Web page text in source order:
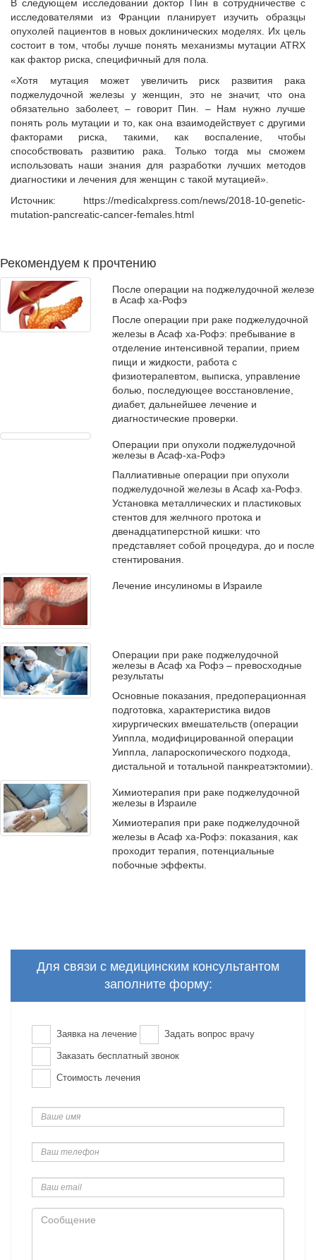
В следующем исследовании доктор Пин в сотрудничестве с
исследователями из Франции планирует изучить образцы
опухолей пациентов в новых доклинических моделях. Их цель
состоит в том, чтобы лучше понять механизмы мутации ATRX
как фактор риска, специфичный для пола.
«Хотя мутация может увеличить риск развития рака
поджелудочной железы у женщин, это не значит, что она
обязательно заболеет, – говорит Пин. – Нам нужно лучше
понять роль мутации и то, как она взаимодействует с другими
факторами риска, такими, как воспаление, чтобы
способствовать развитию рака. Только тогда мы сможем
использовать наши знания для разработки лучших методов
диагностики и лечения для женщин с такой мутацией».
Источник: https://medicalxpress.com/news/2018-10-genetic-
mutation-pancreatic-cancer-females.html
Рекомендуем к прочтению
После операции на поджелудочной железе
в Асаф ха-Рофэ
После операции при раке поджелудочной
железы в Асаф ха-Рофэ: пребывание в
отделение интенсивной терапии, прием
пищи и жидкости, работа с
физиотерапевтом, выписка, управление
болью, последующее восстановление,
диабет, дальнейшее лечение и
диагностические проверки.
Операции при опухоли поджелудочной
железы в Асаф-ха-Рофэ
Паллиативные операции при опухоли
поджелудочной железы в Асаф ха-Рофэ.
Установка металлических и пластиковых
стентов для желчного протока и
двенадцатиперстной кишки: что
представляет собой процедура, до и после
стентирования.
Лечение инсулиномы в Израиле
Операции при раке поджелудочной
железы в Асаф ха Рофэ – превосходные
результаты
Основные показания, предоперационная
подготовка, характеристика видов
хирургических вмешательств (операции
Уиппла, модифицированной операции
Уиппла, лапароскопического подхода,
дистальной и тотальной панкреатэктомии).
Химиотерапия при раке поджелудочной
железы в Израиле
Химиотерапия при раке поджелудочной
железы в Асаф ха-Рофэ: показания, как
проходит терапия, потенциальные
побочные эффекты.
Для связи с медицинским консультантом
заполните форму:
Заявка на лечение Задать вопрос врачу
Заказать бесплатный звонок
Стоимость лечения
имя
телефон
email
Сообщение